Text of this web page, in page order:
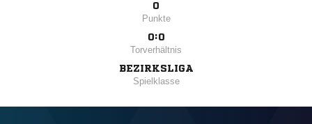
0
Punkte
0:0
Torverhältnis
BEZIRKSLIGA
Spielklasse